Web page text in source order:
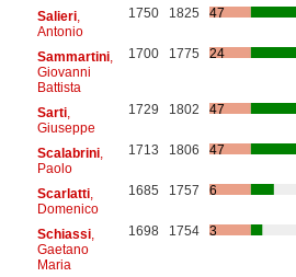
Salieri,
Antonio
1750 1825 47
Sammartini,
Giovanni
Battista
1700 1775 24
Sarti,
Giuseppe
1729 1802 47
Scalabrini,
Paolo
1713 1806 47
Scarlatti,
Domenico
1685 1757 6
Schiassi,
Gaetano
Maria
1698 1754 3